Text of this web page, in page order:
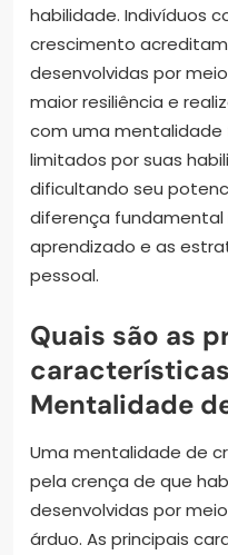
habilidade. Indivíduos
crescimento
desenvolvidas por
maior resiliência e
com uma mentalidade
limitados por suas
dificultando seu
diferença
aprendizado e as
pessoal.
Quais são as
Mentalidade
Uma mentalidade de
pela crença de que
desenvolvidas por
árduo. As principais